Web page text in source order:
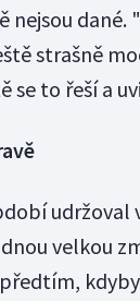
nejsou
strašně
se to řeší a
velkou